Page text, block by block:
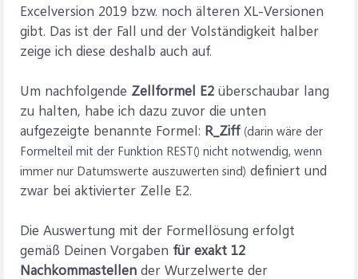
Excelversion 2019 bzw. noch älteren XL-Versionen
gibt. Das ist der Fall und der Volständigkeit halber
zeige ich diese deshalb auch auf.
Um nachfolgende Zellformel E2 überschaubar lang
zu halten, habe ich dazu zuvor die unten
aufgezeigte benannte Formel: R_Ziff (darin wäre der
Formelteil mit der Funktion REST() nicht notwendig, wenn
immer nur Datumswerte auszuwerten sind) definiert und
zwar bei aktivierter Zelle E2.
Die Auswertung mit der Formellösung erfolgt
gemäß Deinen Vorgaben für exakt 12
Nachkommastellen der Wurzelwerte der